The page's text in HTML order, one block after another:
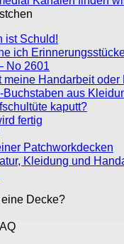
ist Schuld!
ich
No 2601
meine Handarbeit
Buchstaben aus
kaputt?
fertig
Patchworkdecken
Kleidung und
Decke?